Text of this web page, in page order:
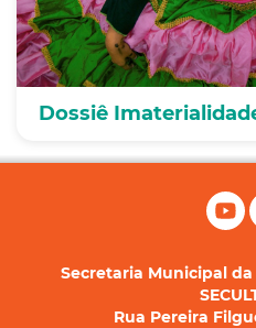
Dossiê
Secretaria Municipal
Rua Pereira